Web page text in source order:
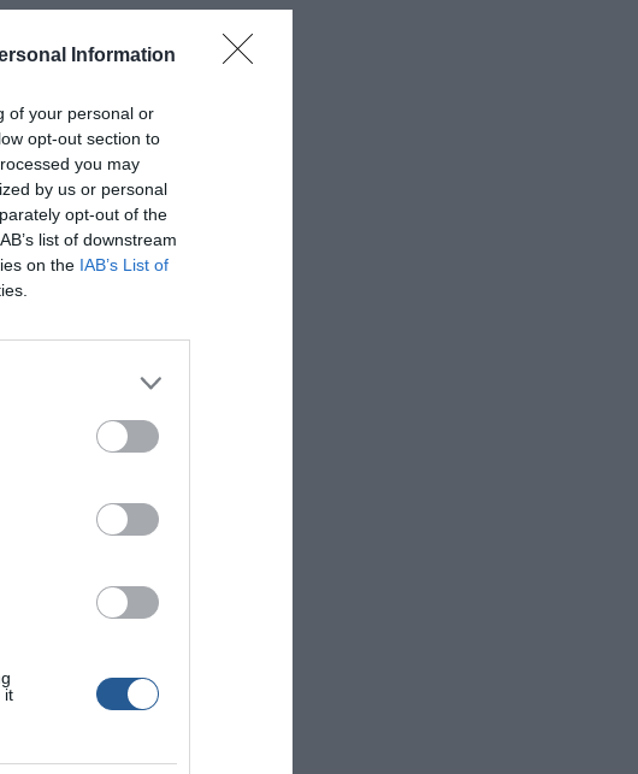
Information
of your personal or
opt-out section to
you may
by us or personal
opt-out of the
list of downstream
on the IAB’s List of
it